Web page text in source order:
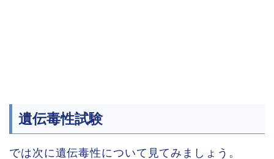
遺伝毒性試験
では次に遺伝毒性について見てみましょう。